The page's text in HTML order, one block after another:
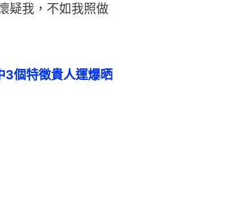
疑我，不如我照做
3個特徵貴人運爆晒